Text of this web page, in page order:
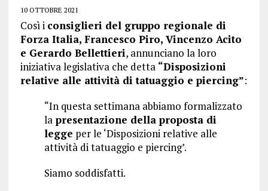
10 OTTOBRE 2021
Così i consiglieri del gruppo regionale di
Forza Italia, Francesco Piro, Vincenzo Acito
e Gerardo Bellettieri, annunciano la loro
iniziativa legislativa che detta “Disposizioni
relative alle attività di tatuaggio e piercing”:
“In questa settimana abbiamo formalizzato
lapresentazione della proposta di
legge per le ‘Disposizioni relative alle
attività di tatuaggio e piercing’.
Siamo soddisfatti.